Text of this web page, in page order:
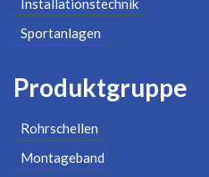
Installationstechnik
Sportanlagen
Produktgruppe
Rohrschellen
Montageband